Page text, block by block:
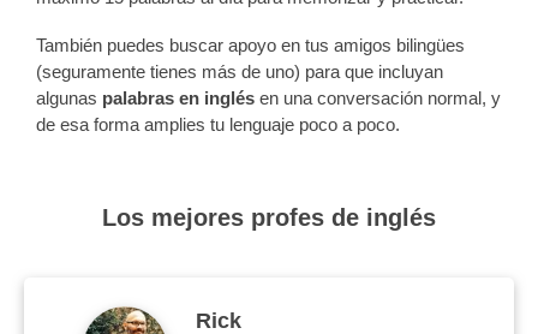
También puedes buscar apoyo en tus amigos bilingües
(seguramente tienes más de uno) para que incluyan
algunas palabras en inglés en una conversación normal, y
de esa forma amplies tu lenguaje poco a poco.
Los mejores profes de inglés
Rick